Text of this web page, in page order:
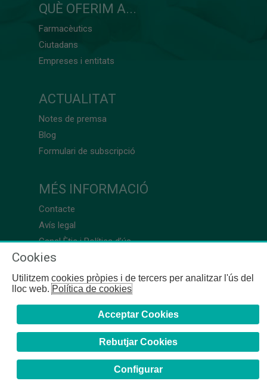
QUÈ OFERIM A...
Farmacèutics
Ciutadans
Empreses i entitats
ACTUALITAT
Notes de premsa
Blog
Formulari de subscripció
MÉS INFORMACIÓ
Contacte
Avís legal
Canal Ètic i Política d’ús
Cookies
Utilitzem cookies pròpies i de tercers per analitzar l'ús del
lloc web.Política de cookies
Acceptar Cookies
Rebutjar Cookies
Configurar